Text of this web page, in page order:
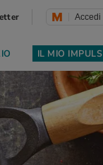
Accedi
IL MIO IMPULS